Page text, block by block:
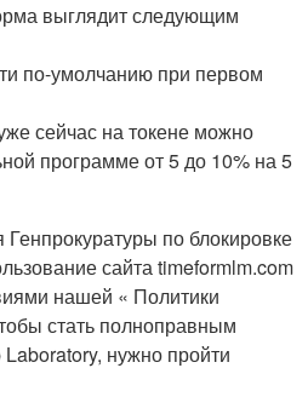
выглядит следующим
по-умолчанию при первом
сейчас на токене можно
программе от 5 до 10% на 5
по блокировке
сайта timeformlm.com
нашей « Политики
стать полноправным
нужно пройти